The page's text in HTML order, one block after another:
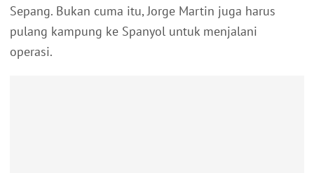
Sepang. Bukan cuma itu, Jorge Martin juga harus
pulang kampung ke Spanyol untuk menjalani
operasi.